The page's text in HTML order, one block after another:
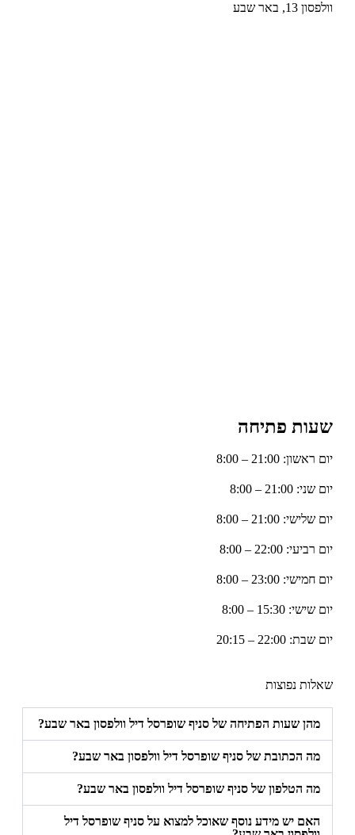
וולפסון 13, באר שבע
שעות פתיחה
יום ראשון: 21:00 – 8:00
יום שני: 21:00 – 8:00
יום שלישי: 21:00 – 8:00
יום רביעי: 22:00 – 8:00
יום חמישי: 23:00 – 8:00
יום שישי: 15:30 – 8:00
יום שבת: 22:00 – 20:15
שאלות נפוצות
מהן שעות הפתיחה של סניף שופרסל דיל וולפסון באר שבע?
מה הכתובת של סניף שופרסל דיל וולפסון באר שבע?
מה הטלפון של סניף שופרסל דיל וולפסון באר שבע?
האם יש מידע נוסף שאוכל למצוא על סניף שופרסל דיל